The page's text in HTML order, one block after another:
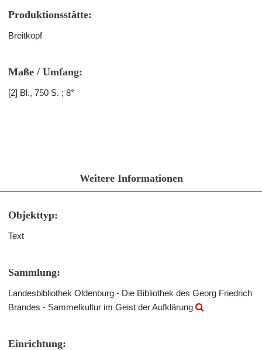
Produktionsstätte:
Breitkopf
Maße / Umfang:
[2] Bl., 750 S. ; 8°
Weitere Informationen
Objekttyp:
Text
Sammlung:
Landesbibliothek Oldenburg - Die Bibliothek des Georg Friedrich
Brandes - Sammelkultur im Geist der Aufklärung
Einrichtung: